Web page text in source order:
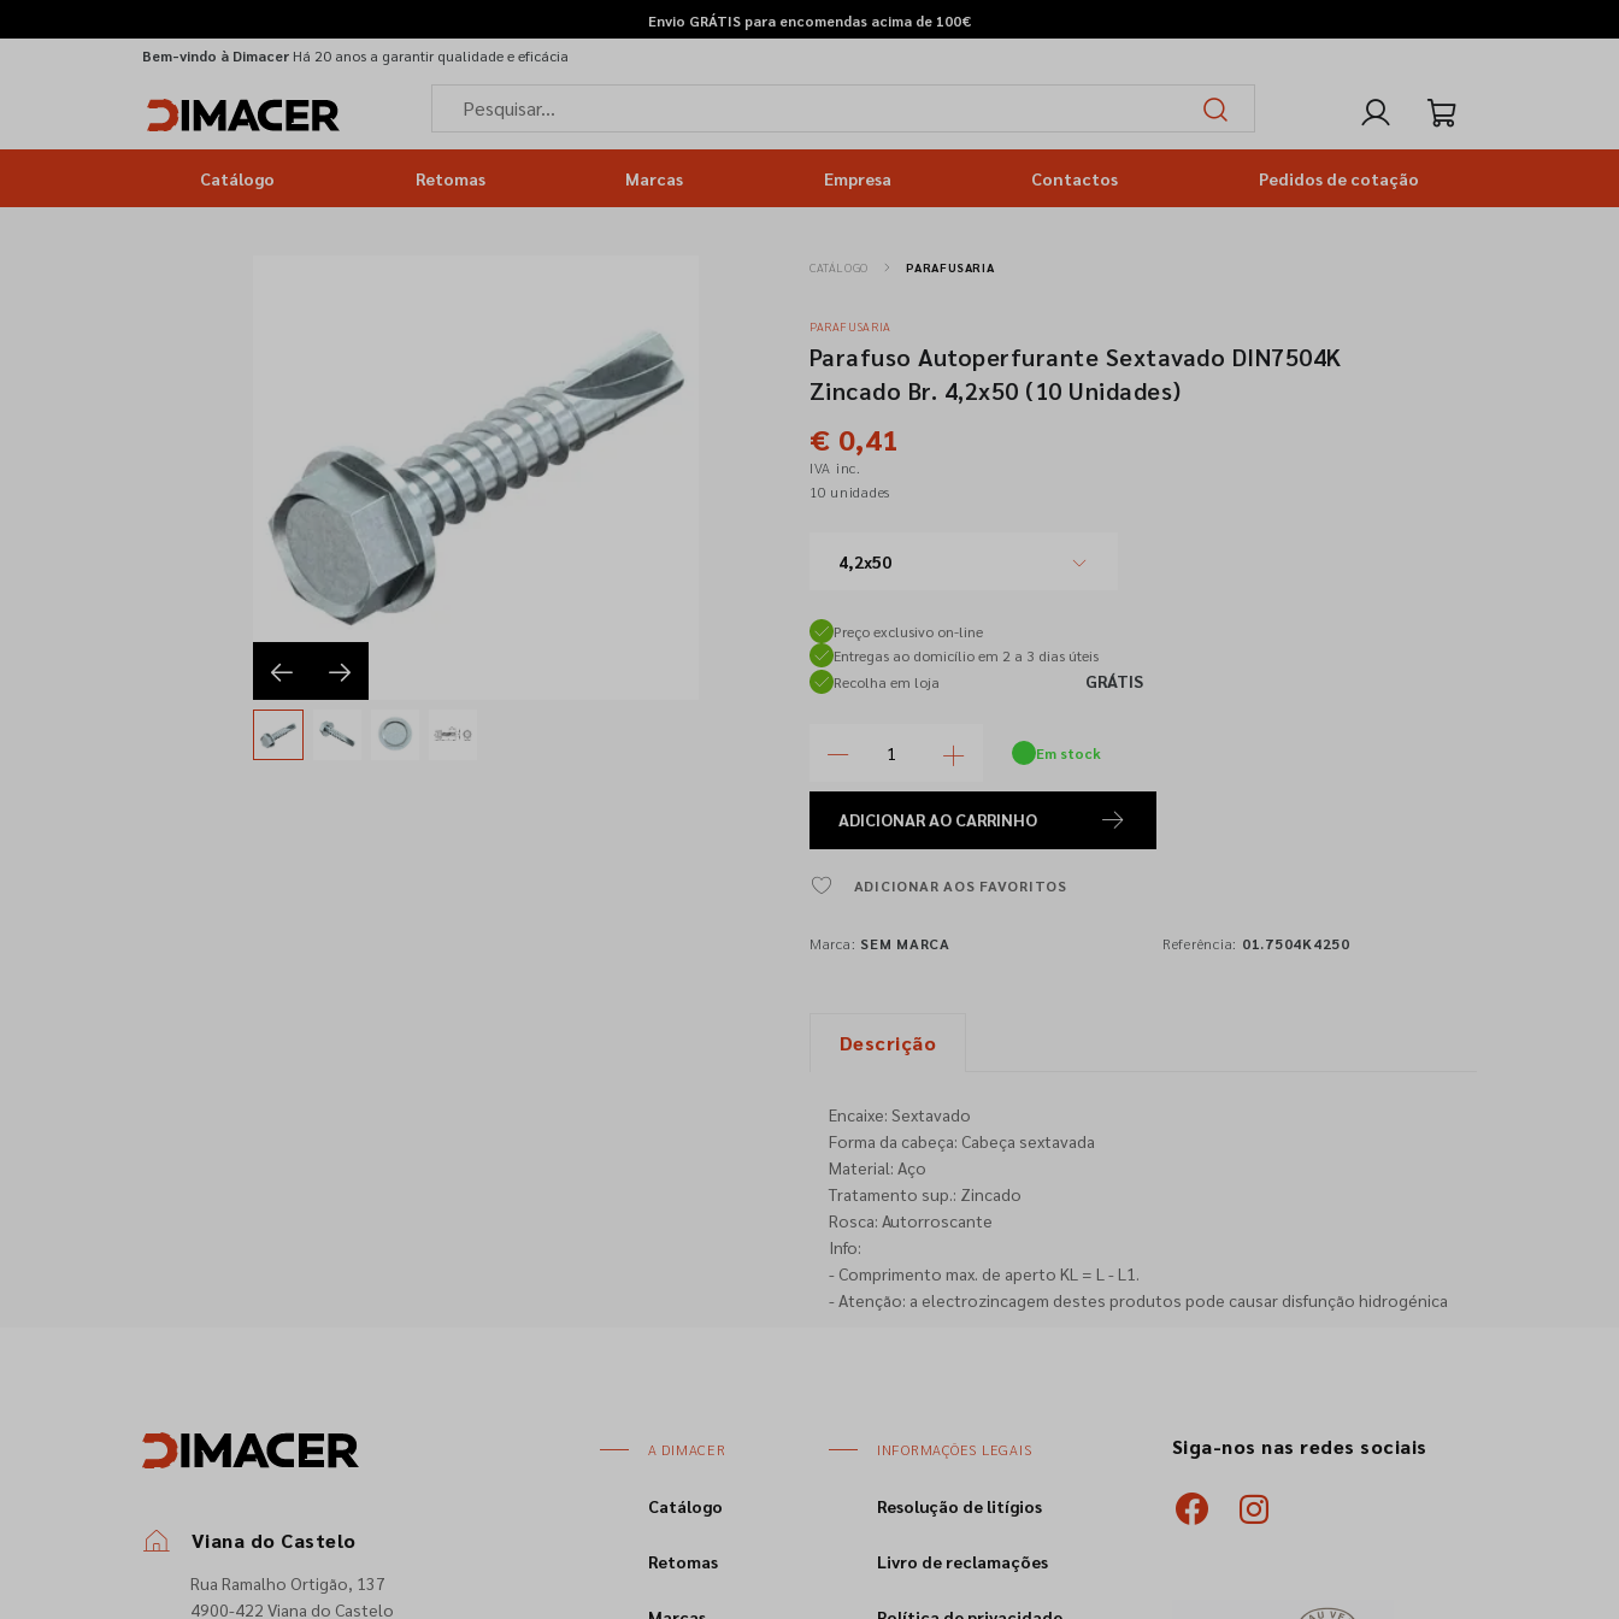
Envio GRÁTIS para encomendas acima de 100€
Bem-vindo à Dimacer Há 20 anos a garantir qualidade e eficácia
Catálogo Retomas Marcas Empresa Contactos Pedidos de cotação
CATÁLOGO PARAFUSARIA
PARAFUSARIA
Parafuso Autoperfurante Sextavado DIN7504K
Zincado Br. 4,2x50 (10 Unidades)
€ 0,41
IVA inc.
10 unidades
4,2x50
Preço exclusivo on-line
Entregas ao domicílio em 2 a 3 dias úteis
Recolha em loja
GRÁTIS
Em stock
ADICIONARAO CARRINHO
ADICIONAR AOS FAVORITOS
Marca: SEM MARCA Referência: 01.7504K4250
Descrição
Encaixe: Sextavado
Forma da cabeça: Cabeça sextavada
Material: Aço
Tratamento sup.: Zincado
Rosca: Autorroscante
Info:
- Comprimento max. de aperto KL = L - L1.
- Atenção: a electrozincagem destes produtos pode causar disfunção hidrogénica
Viana do Castelo
Rua Ramalho Ortigão, 137
4900-422 Viana do Castelo
A DIMACER
Catálogo
Retomas
INFORMAÇÕES LEGAIS
Resolução de litígios
Livro de reclamações
Siga-nos nas redes sociais